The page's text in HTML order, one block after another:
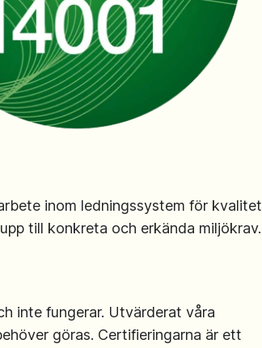
inom ledningssystem för kvalitet
till konkreta och erkända miljökrav.
inte fungerar. Utvärderat våra
göras. Certifieringarna är ett